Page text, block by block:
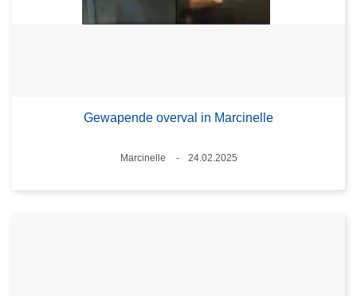
Gewapende overval in Marcinelle
Plaats
Marcinelle
24.02.2025